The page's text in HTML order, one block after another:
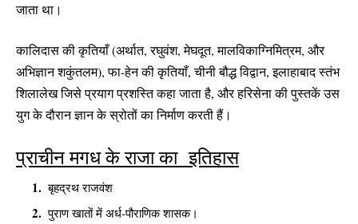
जाता था।
कालिदास की कृतियाँ (अर्थात, रघुवंश, मेघदूत, मालविकाग्निमित्रम, और
अभिज्ञान शकुंतलम), फा-हेन की कृतियाँ, चीनी बौद्ध विद्वान, इलाहाबाद स्तंभ
शिलालेख जिसे प्रयाग प्रशस्ति कहा जाता है, और हरिसेना की पुस्तकें उस
युग के दौरान ज्ञान के स्रोतों का निर्माण करती हैं।
प्राचीन मगध के राजा का इतिहास
बृहद्रथ राजवंश
पुराण खातों में अर्ध-पौराणिक शासक।